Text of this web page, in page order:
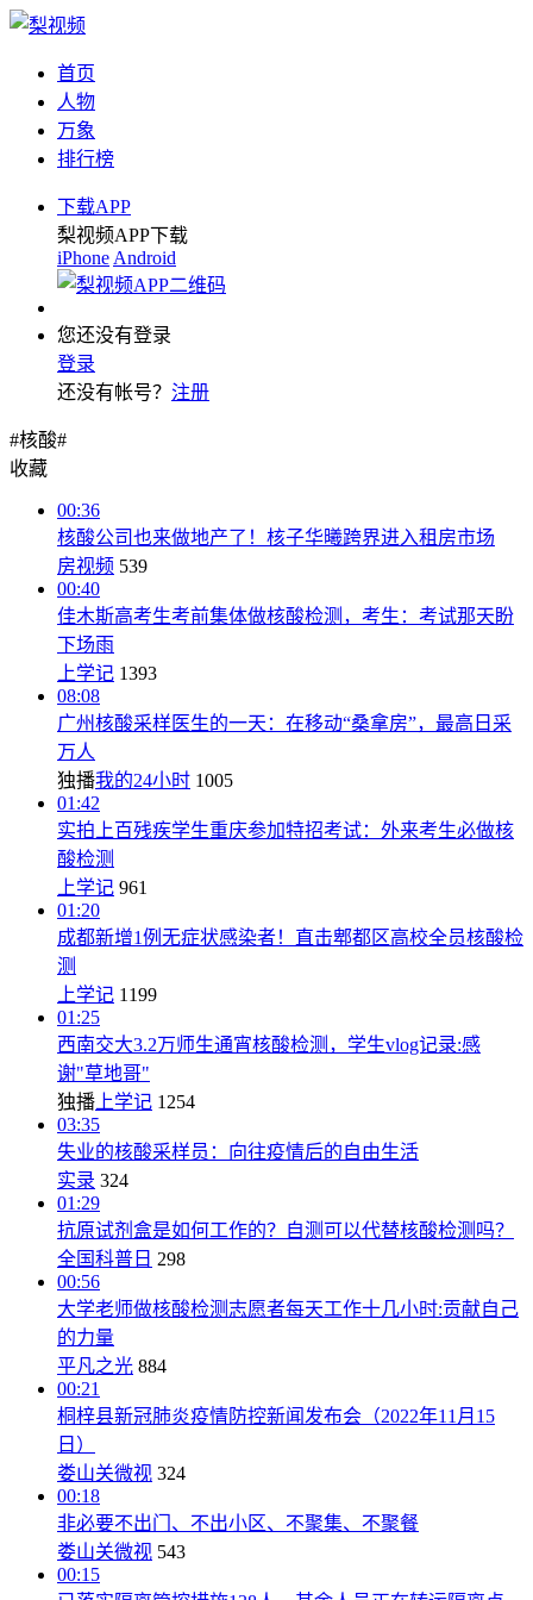
首页
人物
万象
排行榜
下载APP
梨视频APP下载
iPhone Android
您还没有登录
登录
还没有帐号？ 注册
#核酸#
收藏
00:36
核酸公司也来做地产了！核子华曦跨界进入租房市场
房视频 539
00:40
佳木斯高考生考前集体做核酸检测，考生：考试那天盼
下场雨
上学记 1393
08:08
广州核酸采样医生的一天：在移动“桑拿房”，最高日采
万人
独播我的24小时 1005
01:42
实拍上百残疾学生重庆参加特招考试：外来考生必做核
酸检测
上学记 961
01:20
成都新增1例无症状感染者！直击郫都区高校全员核酸检
测
上学记 1199
01:25
西南交大3.2万师生通宵核酸检测，学生vlog记录:感
谢"草地哥"
独播 上学记 1254
03:35
失业的核酸采样员：向往疫情后的自由生活
实录 324
01:29
抗原试剂盒是如何工作的？自测可以代替核酸检测吗？
全国科普日 298
00:56
大学老师做核酸检测志愿者每天工作十几小时:贡献自己
的力量
平凡之光 884
00:21
桐梓县新冠肺炎疫情防控新闻发布会（2022年11月15
日）
娄山关微视 324
00:18
非必要不出门、不出小区、不聚集、不聚餐
娄山关微视 543
00:15